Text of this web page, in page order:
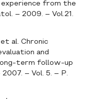
from the
– 2009. – Vol.21.
al. Chronic
and
term follow-up
– Vol. 5. – P.